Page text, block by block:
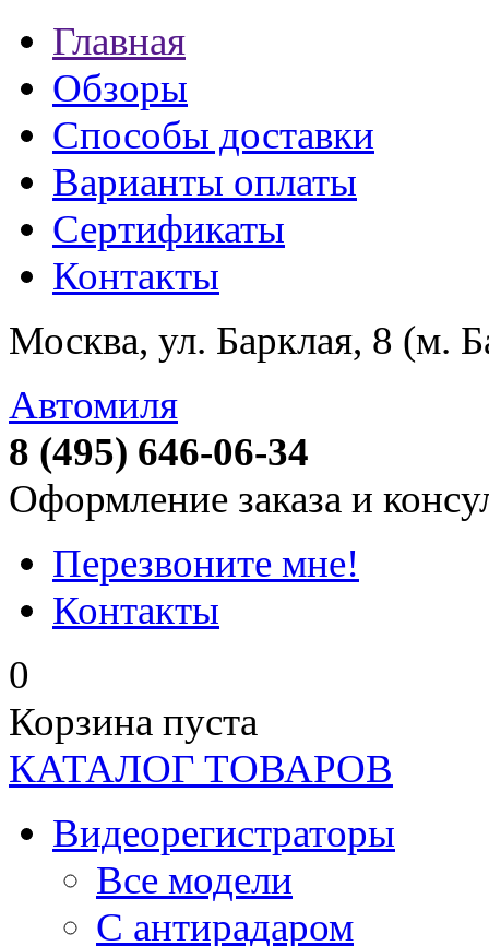
Главная
Обзоры
Способы доставки
Варианты оплаты
Сертификаты
Контакты
Москва, ул. Барклая, 8 (м.
Автомиля
8 (495) 646-06-34
Оформление заказа и
Перезвоните мне!
Контакты
0
Корзина пуста
КАТАЛОГ ТОВАРОВ
Видеорегистраторы
Все модели
C антирадаром